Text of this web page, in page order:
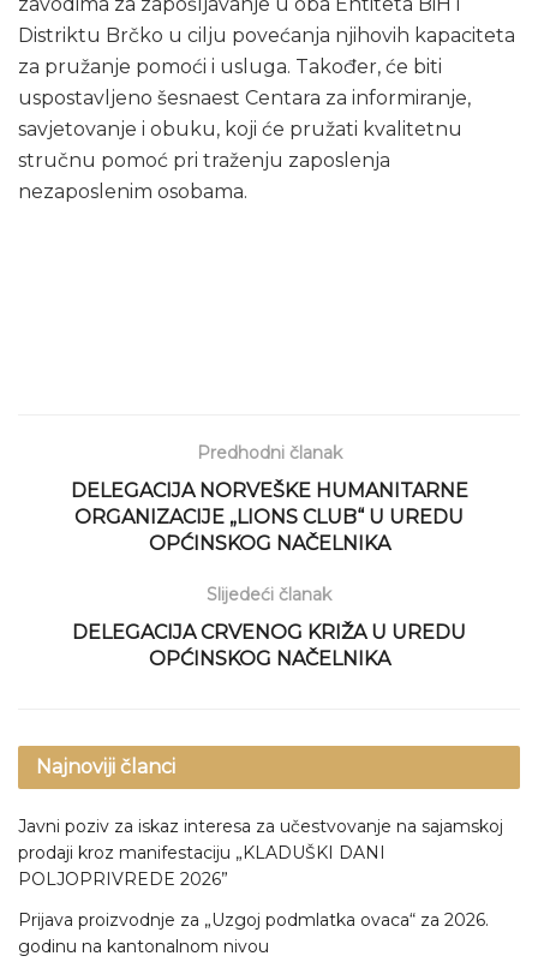
Distriktu Brčko u cilju povećanja njihovih kapaciteta
za pružanje pomoći i usluga. Također, će biti
uspostavljeno šesnaest Centara za informiranje,
savjetovanje i obuku, koji će pružati kvalitetnu
stručnu pomoć pri traženju zaposlenja
nezaposlenim osobama.
Predhodni članak
DELEGACIJA NORVEŠKE HUMANITARNE
ORGANIZACIJE „LIONS CLUB“ U UREDU
OPĆINSKOG NAČELNIKA
Slijedeći članak
DELEGACIJA CRVENOG KRIŽA U UREDU
OPĆINSKOG NAČELNIKA
Najnoviji članci
Javni poziv za iskaz interesa za učestvovanje na sajamskoj
prodaji kroz manifestaciju „KLADUŠKI DANI
POLJOPRIVREDE 2026”
Prijava proizvodnje za „Uzgoj podmlatka ovaca“ za 2026.
godinu na kantonalnom nivou